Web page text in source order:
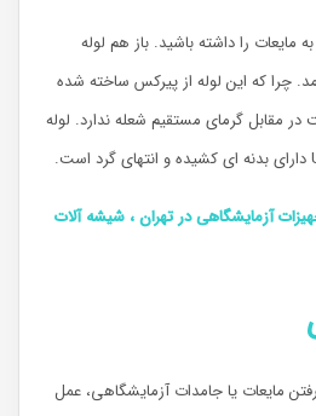
را داشته باشید. باز هم لوله
چرا که این لوله از پیرکس ساخته شده
مقابل گرمای مستقیم شعله ندارد. لوله
آزمایشگاهی در تهران ، شیشه آلات
مایعات یا جامدات آزمایشگاهی، عمل